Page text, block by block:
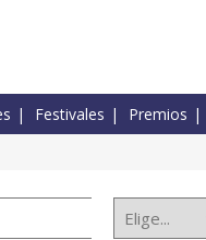
Festivales Premios